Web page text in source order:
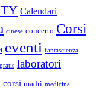
Calendari
cinese concerto Corsi
eventi fantascienza
gratis laboratori
corsi madri medicina